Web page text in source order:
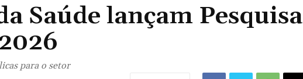
Saúde lançam Pesquisa
para o setor